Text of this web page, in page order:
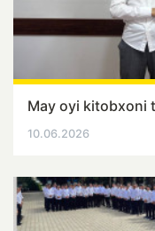
May oyi kitobxoni
10.06.2026